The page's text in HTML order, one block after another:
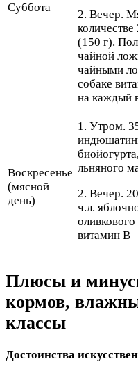
Суббота
2. Вечер.
(150 г).
чайной
чайными
собаке
на каждый
Воскресенье
(мясной
день)
1. Утром.
льняного
2. Вечер.
ч.л.
витамин В
Плюсы и
кормов,
классы
Достоинства